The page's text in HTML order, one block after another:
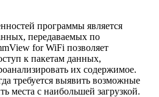
программы является
передаваемых по
for WiFi позволяет
к пакетам данных,
их содержимое.
требуется выявить возможные
места с наибольшей загрузкой.